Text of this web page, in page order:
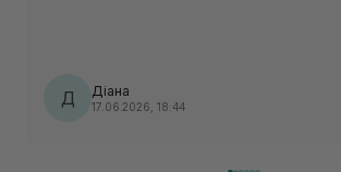
Д Діана
17.06.2026, 18:44